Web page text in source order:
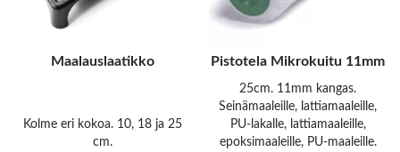
Maalauslaatikko
Kolme eri kokoa. 10, 18 ja 25
cm.
Pistotela Mikrokuitu 11mm
25cm. 11mm kangas.
Seinämaaleille, lattiamaaleille,
PU-lakalle, lattiamaaleille,
epoksimaaleille, PU-maaleille.